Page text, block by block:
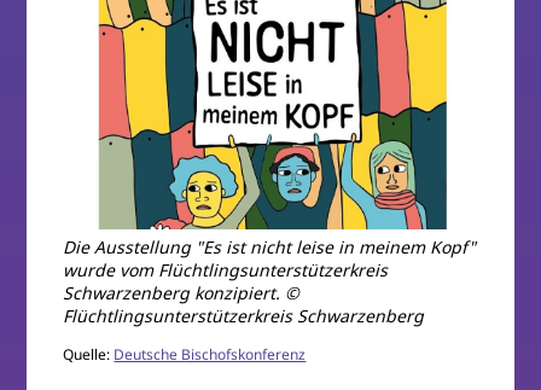
Die Ausstellung "Es ist nicht leise in meinem Kopf"
wurde vom Flüchtlingsunterstützerkreis
Schwarzenberg konzipiert. ©
Flüchtlingsunterstützerkreis Schwarzenberg
Quelle: Deutsche Bischofskonferenz